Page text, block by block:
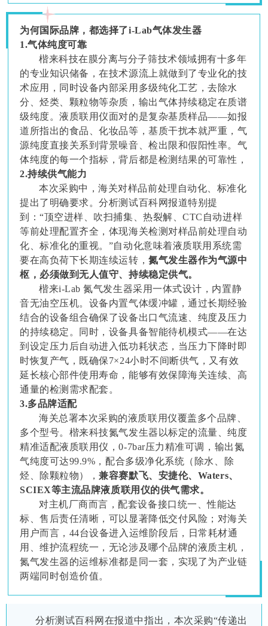
为何国际品牌，都选择了i-Lab气体发生器
1.气体纯度可靠
楷来科技在膜分离与分子筛技术领域拥有十多年
的专业知识储备，在技术源流上就做到了专业化的技
术应用，同时设备内部采用多级纯化工艺，去除水
分、烃类、颗粒物等杂质，输出气体持续稳定在质谱
级纯度。液质联用仪面对的是复杂基质样品——如报
道所指出的食品、化妆品等，基质干扰本就严重，气
源纯度直接关系到背景噪音、检出限和假阳性率。气
体纯度的每一个指标，背后都是检测结果的可靠性，
2.持续供气能力
本次采购中，海关对样品前处理自动化、标准化
提出了明确要求。分析测试百科网报道特别提
到：“顶空进样、吹扫捕集、热裂解、CTC自动进样
等前处理配置齐全，体现海关检测对样品前处理自动
化、标准化的重视。”自动化意味着液质联用系统需
要在高负荷下长期连续运转，氮气发生器作为气源中
枢，必须做到无人值守、持续稳定供气。
楷来i-Lab 氮气发生器采用一体式设计，内置静
音无油空压机。设备内置气体缓冲罐，通过长期经验
结合的设备组合确保了设备出口气流速、纯度及压力
的持续稳定。同时，设备具备智能待机模式——在达
到设定压力后自动进入低功耗状态，当压力下降时即
时恢复产气，既确保7×24小时不间断供气，又有效
延长核心部件使用寿命，能够有效保障海关连续、高
通量的检测需求配套。
3.多品牌适配
海关总署本次采购的液质联用仪覆盖多个品牌、
多个型号。楷来科技氮气发生器以标定的流量、纯度
精准适配液质联用仪，0-7bar压力精准可调，输出氮
气纯度可达99.9%，配合多级净化系统（除水、除
烃、除颗粒物），兼容赛默飞、安捷伦、Waters、
SCIEX等主流品牌液质联用仪的供气需求。
对主机厂商而言，配套设备接口统一、性能达
标、售后责任清晰，可以显著降低交付风险；对海关
用户而言，44台设备进入运维阶段后，日常耗材通
用、维护流程统一，无论涉及哪个品牌的液质主机，
氮气发生器的运维标准都是同一套，实现了为产业链
两端同时创造价值。
分析测试百科网在报道中指出，本次采购“传递出